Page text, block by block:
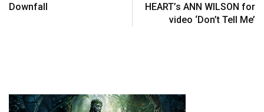
Downfall
HEART’s ANN WILSON for
video ‘Don’t Tell Me’